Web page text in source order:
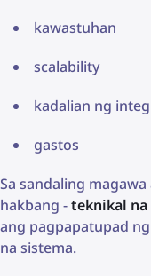
kawastuhan
scalability
kadalian ng
gastos
Sa sandaling
hakbang -teknikal
ang pagpapatupad
na sistema.